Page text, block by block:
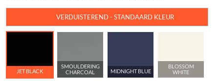
VERDUISTEREND - STANDAARD KLEUR
JET BLACK
SMOULDERING
CHARCOAL
MIDNIGHT BLUE
BLOSSOM
WHITE